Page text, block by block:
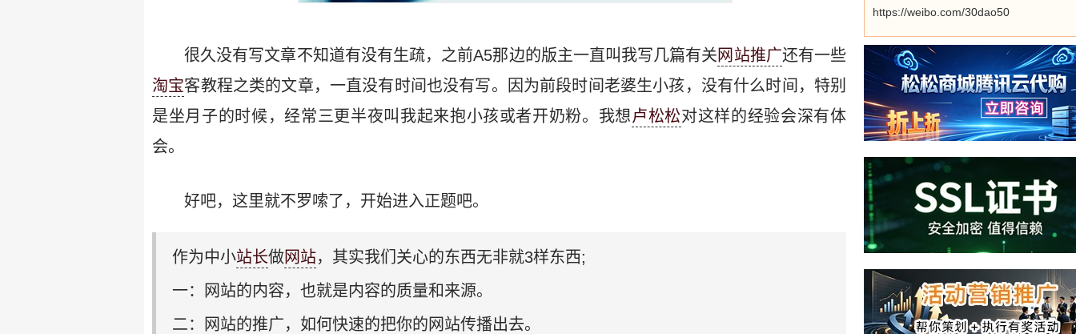
很久没有写文章不知道有没有生疏，之前A5那边的版主一直叫我写几篇有关网站推广还有一些
淘宝客教程之类的文章，一直没有时间也没有写。因为前段时间老婆生小孩，没有什么时间，特别
是坐月子的时候，经常三更半夜叫我起来抱小孩或者开奶粉。我想卢松松对这样的经验会深有体
会。
好吧，这里就不罗嗦了，开始进入正题吧。
作为中小站长做网站，其实我们关心的东西无非就3样东西;
一：网站的内容，也就是内容的质量和来源。
二：网站的推广，如何快速的把你的网站传播出去。
https://weibo.com/30dao50